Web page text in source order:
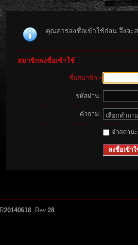
คุณควรลงชื่อเข้าใช้ก่อน จึงจะ
สมาชิกลงชื่อเข้าใช้
ชื่อสมาชิก
รหัสผ่าน:
คำถาม:
จำสถาน
ลงชื่อเข้าใ
R20140618, Rev.28